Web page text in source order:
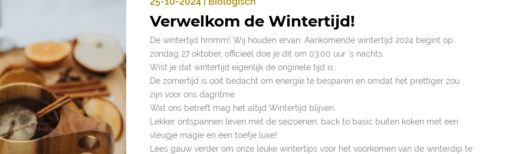
Verwelkom de Wintertijd!
De wintertijd hmmm! Wij houden ervan. Aankomende wintertijd 2024 begint op
zondag 27 oktober, officieel doe je dit om 03:00 uur ’s nachts.
Wist je dat wintertijd eigenlijk de originele tijd is.
De zomertijd is ooit bedacht om energie te besparen en omdat het prettiger zou
zijn voor ons dagritme.
Wat ons betreft mag het altijd Wintertijd blijven.
Lekker ontspannen leven met de seizoenen, back to basic buiten koken met een
vleugje magie en een toefje luxe!
Lees gauw verder om onze leuke wintertips voor het voorkomen van de winterdip te